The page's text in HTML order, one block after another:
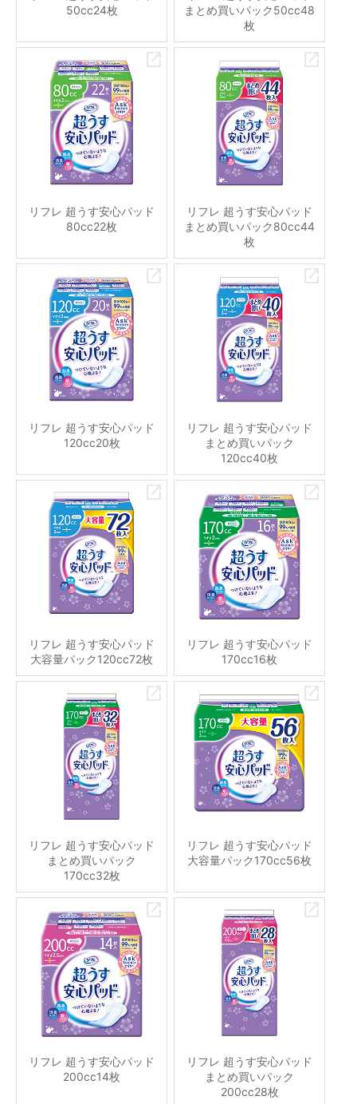
50cc24枚
まとめ買いパック50cc48
枚
リフレ 超うす安心パッド
80cc22枚
リフレ 超うす安心パッド
まとめ買いパック80cc44
枚
リフレ 超うす安心パッド
120cc20枚
リフレ 超うす安心パッド
まとめ買いパック
120cc40枚
リフレ 超うす安心パッド
大容量パック120cc72枚
リフレ 超うす安心パッド
170cc16枚
リフレ 超うす安心パッド
まとめ買いパック
170cc32枚
リフレ 超うす安心パッド
大容量パック170cc56枚
リフレ 超うす安心パッド
200cc14枚
リフレ 超うす安心パッド
まとめ買いパック
200cc28枚